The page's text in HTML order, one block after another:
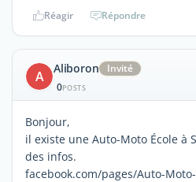
Réagir Répondre
A Aliboron
Invité
0POSTS
Bonjour,
il existe une Auto-Moto École à
des infos.
facebook.com/pages/Auto-